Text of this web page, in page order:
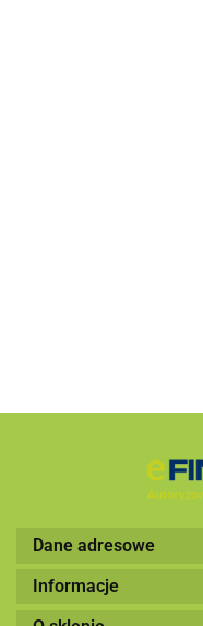
Dane adresowe
Informacje